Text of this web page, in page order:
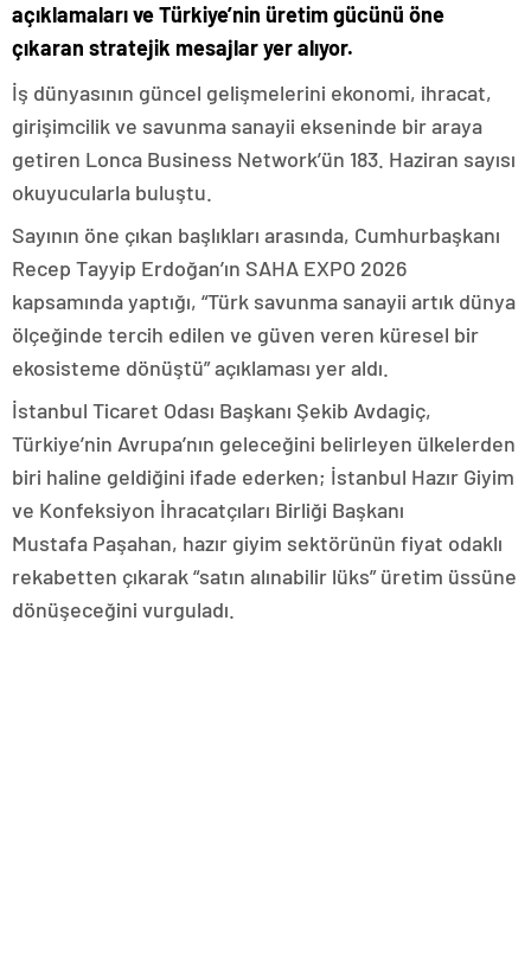
açıklamaları ve Türkiye’nin üretim gücünü öne
çıkaran stratejik mesajlar yer alıyor.
İş dünyasının güncel gelişmelerini ekonomi, ihracat,
girişimcilik ve savunma sanayii ekseninde bir araya
getiren Lonca Business Network’ün 183. Haziran sayısı
okuyucularla buluştu.
Sayının öne çıkan başlıkları arasında, Cumhurbaşkanı
Recep Tayyip Erdoğan’ın SAHA EXPO 2026
kapsamında yaptığı, “Türk savunma sanayii artık dünya
ölçeğinde tercih edilen ve güven veren küresel bir
ekosisteme dönüştü” açıklaması yer aldı.
İstanbul Ticaret Odası Başkanı Şekib Avdagiç,
Türkiye’nin Avrupa’nın geleceğini belirleyen ülkelerden
biri haline geldiğini ifade ederken; İstanbul Hazır Giyim
ve Konfeksiyon İhracatçıları Birliği Başkanı
Mustafa Paşahan, hazır giyim sektörünün fiyat odaklı
rekabetten çıkarak “satın alınabilir lüks” üretim üssüne
dönüşeceğini vurguladı.